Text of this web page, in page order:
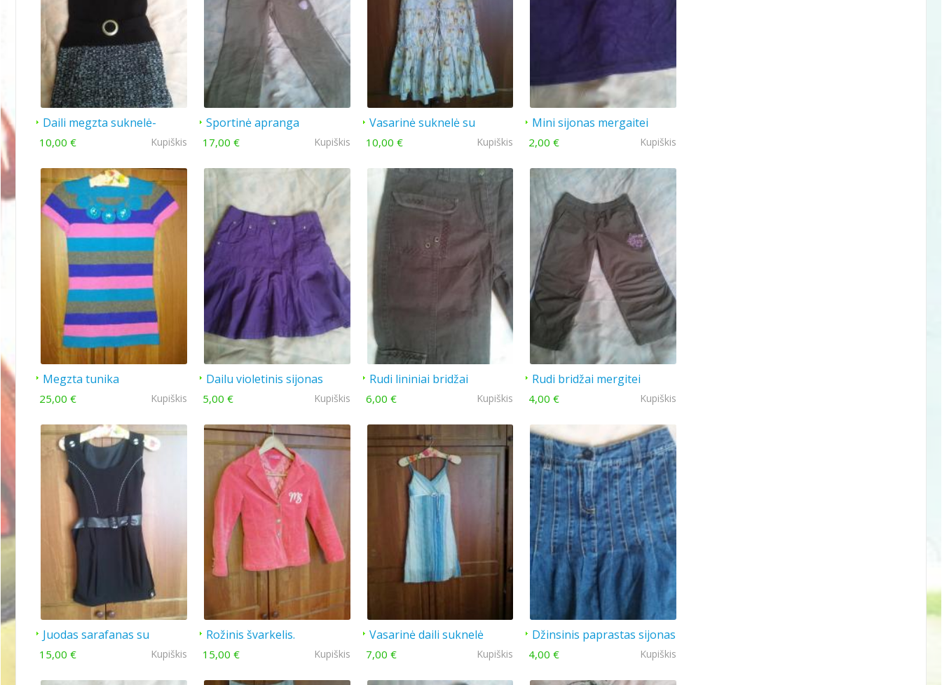
Daili megzta suknelė-
tunika su dirželiu
10,00 € Kupiškis
Sportinė apranga
mergaitei
17,00 € Kupiškis
Vasarinė suknelė su
saulėgrąžomis
10,00 € Kupiškis
Mini sijonas mergaitei
2,00 € Kupiškis
Megzta tunika
25,00 € Kupiškis
Dailu violetinis sijonas
5,00 € Kupiškis
Rudi lininiai bridžai
6,00 € Kupiškis
Rudi bridžai mergitei
4,00 € Kupiškis
Juodas sarafanas su
dirželiu
15,00 € Kupiškis
Rožinis švarkelis.
15,00 € Kupiškis
Vasarinė daili suknelė
7,00 € Kupiškis
Džinsinis paprastas sijonas
4,00 € Kupiškis